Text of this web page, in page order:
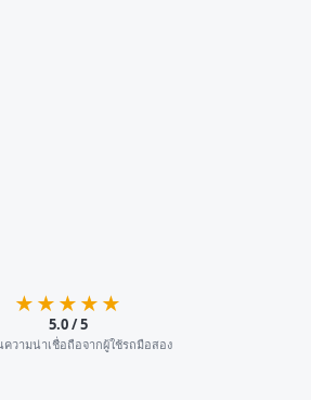
★★★★★
5.0 / 5
วามน่าเชื่อถือจากผู้ใช้รถมือสอง